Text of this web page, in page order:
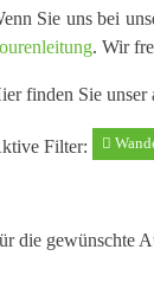
Sie uns bei
. Wir
finden Sie unser
Filter:
die gewünschte